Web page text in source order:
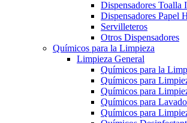
Dispensadores Toalla
Dispensadores Papel
Servilleteros
Otros Dispensadores
Químicos para la Limpieza
Limpieza General
Químicos para la
Químicos para
Químicos para
Químicos para
Químicos para